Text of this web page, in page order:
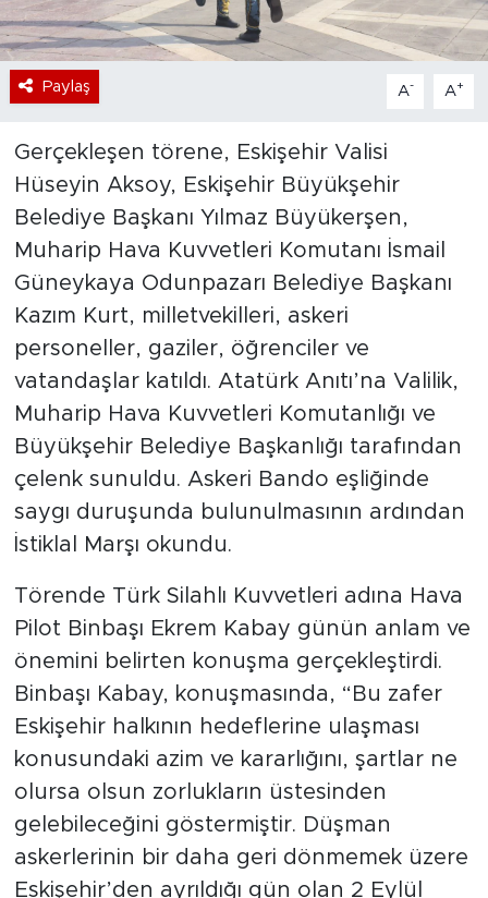
Paylaş A- A+
Gerçekleşen törene, Eskişehir Valisi
Hüseyin Aksoy, Eskişehir Büyükşehir
Belediye Başkanı Yılmaz Büyükerşen,
Muharip Hava Kuvvetleri Komutanı İsmail
Güneykaya Odunpazarı Belediye Başkanı
Kazım Kurt, milletvekilleri, askeri
personeller, gaziler, öğrenciler ve
vatandaşlar katıldı. Atatürk Anıtı’na Valilik,
Muharip Hava Kuvvetleri Komutanlığı ve
Büyükşehir Belediye Başkanlığı tarafından
çelenk sunuldu. Askeri Bando eşliğinde
saygı duruşunda bulunulmasının ardından
İstiklal Marşı okundu.
Törende Türk Silahlı Kuvvetleri adına Hava
Pilot Binbaşı Ekrem Kabay günün anlam ve
önemini belirten konuşma gerçekleştirdi.
Binbaşı Kabay, konuşmasında, “Bu zafer
Eskişehir halkının hedeflerine ulaşması
konusundaki azim ve kararlığını, şartlar ne
olursa olsun zorlukların üstesinden
gelebileceğini göstermiştir. Düşman
askerlerinin bir daha geri dönmemek üzere
Eskişehir’den ayrıldığı gün olan 2 Eylül
Dünya
Sektör